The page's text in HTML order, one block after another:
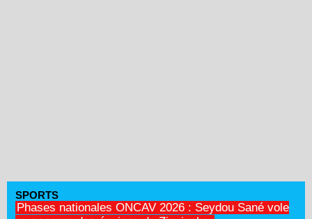
SPORTS
Phases nationales ONCAV 2026 : Seydou Sané vole